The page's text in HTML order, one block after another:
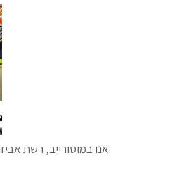
אנו במוטורייב, רשת